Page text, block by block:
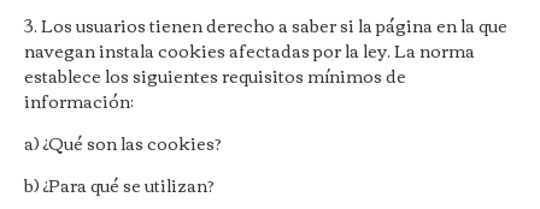
3. Los usuarios tienen derecho a saber si la página en la que
navegan instala cookies afectadas por la ley. La norma
establece los siguientes requisitos mínimos de
información:
a) ¿Qué son las cookies?
b) ¿Para qué se utilizan?